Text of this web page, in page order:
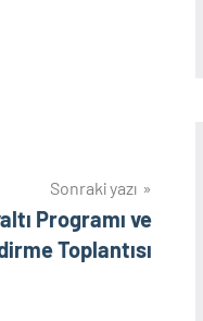
Sonraki yazı
Programı ve
Toplantısı